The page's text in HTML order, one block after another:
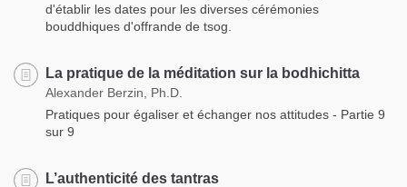
d'établir les dates pour les diverses cérémonies
bouddhiques d'offrande de tsog.
La pratique de la méditation sur la bodhichitta
Alexander Berzin, Ph.D.
Pratiques pour égaliser et échanger nos attitudes - Partie 9
sur 9
L’authenticité des tantras